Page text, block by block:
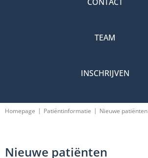
TEAM
INSCHRIJVEN
Homepage | Patiëntinformatie | Nieuwe patiënten
Nieuwe patiënten